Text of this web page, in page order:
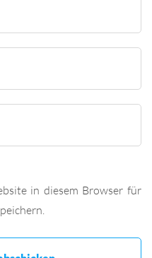
in diesem Browser für